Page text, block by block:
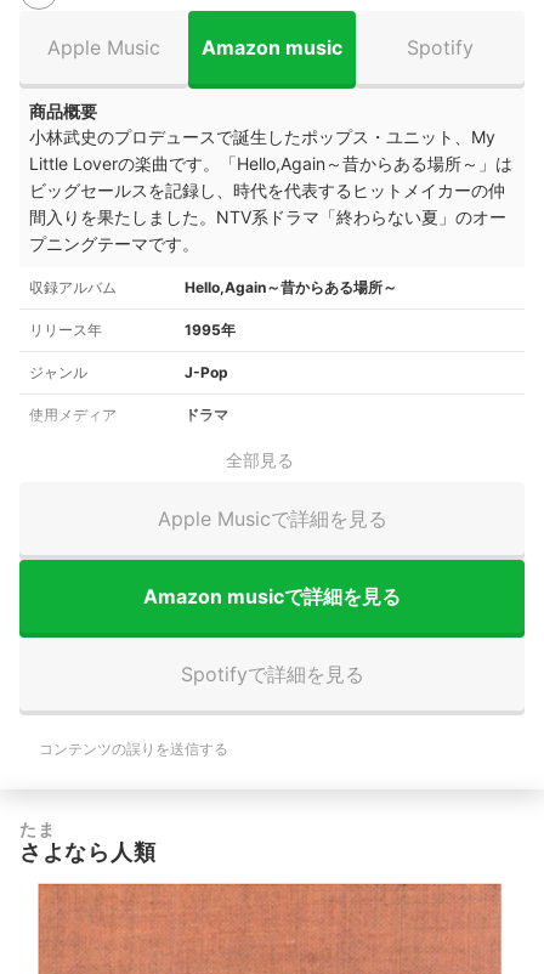
Apple Music Amazon music Spotify
商品概要
小林武史のプロデュースで誕生したポップス・ユニット、My
Little Loverの楽曲です。「Hello,Again～昔からある場所～」は
ビッグセールスを記録し、時代を代表するヒットメイカーの仲
間入りを果たしました。NTV系ドラマ「終わらない夏」のオー
プニングテーマです。
収録アルバム Hello,Again～昔からある場所～
リリース年 1995年
ジャンル J-Pop
使用メディア ドラマ
全部見る
Apple Musicで詳細を見る
Amazon musicで詳細を見る
Spotifyで詳細を見る
コンテンツの誤りを送信する
たま
さよなら人類